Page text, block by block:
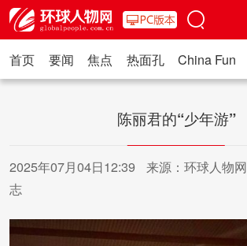
首页 要闻 焦点 热面孔 China Fun
陈丽君的“少年游”
2025年07月04日12:39
来源：环球人物
志